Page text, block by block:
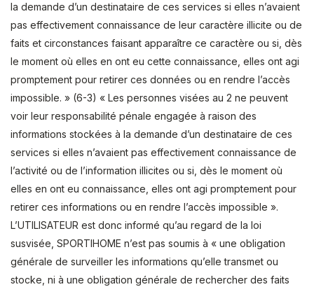
la demande d’un destinataire de ces services si elles n’avaient
pas effectivement connaissance de leur caractère illicite ou de
faits et circonstances faisant apparaître ce caractère ou si, dès
le moment où elles en ont eu cette connaissance, elles ont agi
promptement pour retirer ces données ou en rendre l’accès
impossible. » (6-3) « Les personnes visées au 2 ne peuvent
voir leur responsabilité pénale engagée à raison des
informations stockées à la demande d’un destinataire de ces
services si elles n’avaient pas effectivement connaissance de
l’activité ou de l’information illicites ou si, dès le moment où
elles en ont eu connaissance, elles ont agi promptement pour
retirer ces informations ou en rendre l’accès impossible ».
L’UTILISATEUR est donc informé qu’au regard de la loi
susvisée, SPORTIHOME n’est pas soumis à « une obligation
générale de surveiller les informations qu’elle transmet ou
stocke, ni à une obligation générale de rechercher des faits